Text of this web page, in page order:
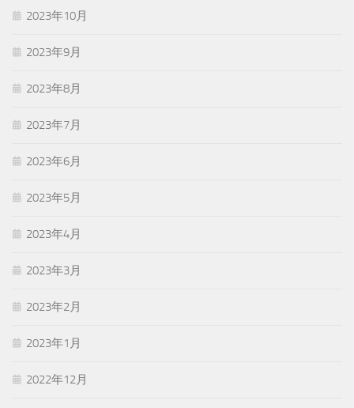
2023年10月
2023年9月
2023年8月
2023年7月
2023年6月
2023年5月
2023年4月
2023年3月
2023年2月
2023年1月
2022年12月